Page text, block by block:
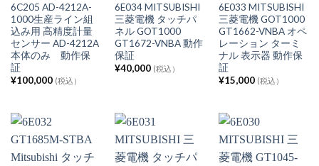
6C205 AD-4212A-
1000生産ライン組
込み用 高精度計量
センサー AD-4212A
本体のみ 動作保
証
¥100,000 (税込）
6E034 MITSUBISHI
三菱電機 タッチパ
ネル GOT1000
GT1672-VNBA 動作
保証
¥40,000 (税込）
6E033 MITSUBISHI
三菱電機 GOT1000
GT1662-VNBA オペ
レーション ターミ
ナル 表示器 動作保
証
¥15,000 (税込）